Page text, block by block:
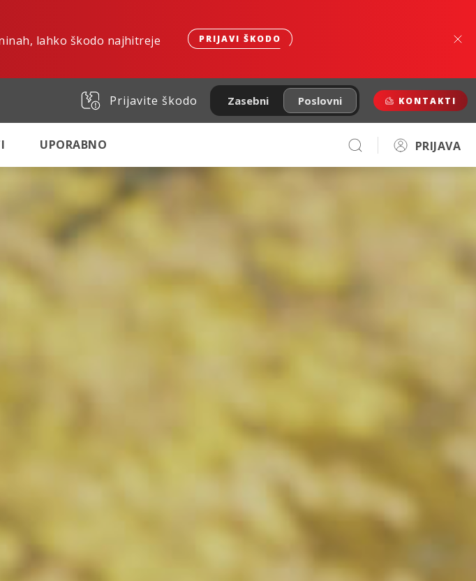
lahko škodo najhitreje
PRIJAVI ŠKODO
Prijavite škodo Zasebni Poslovni KONTAKTI
UPORABNO PRIJAVA